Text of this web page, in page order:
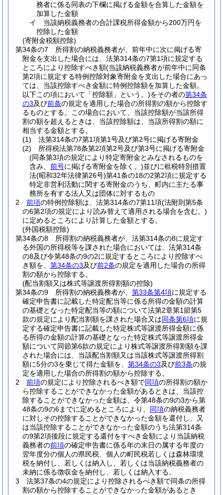
務者に係る同表の下欄に掲げる金額を合算した金額を
加算した金額
イ
当該納税義務者の合計課税所得金額から200万円を
控除した金額
(寄附金税額控除)
第34条の7
所得割の納税義務者が、前年中に次に掲げる寄
附金を支出した場合には、法第314条の7第1項に規定する
ところにより控除すべき額(当該納税義務者が前年中に同条
第2項に規定する特例控除対象寄附金を支出した場合にあっ
ては、当該控除すべき金額に特例控除額を加算した金額。
以下この項において「控除額」という。)をその者の第34条
の3及び前条の規定を適用した場合の所得割の額から控除す
るものとする。
この場合において、当該控除額が当該所得
割の額を超えるときは、当該控除額は、当該所得割の額に
相当する金額とする。
(1)
法第314条の7第1項第1号及び第2号に掲げる寄附金
(2)
所得税法第78条第2項第2号及び第3号に掲げる寄附金
(同条第3項の規定により特定寄附金とみなされるものを
含み、 前号に掲げる寄附金を除く。)並びに租税特別措置
法(昭和32年法律第26号)第41条の18の2第2項に規定する
特定非営利活動に関する寄附金のうち、町内に主たる事
務所を有する法人又は団体に対するもの
2
前項の特例控除額は、法第314条の7第11項(法附則第5条
の6第2項の規定により読み替えて適用される場合を含む。)
に定めるところにより計算した金額とする。
(外国税額控除)
第34条の8
所得割の納税義務者が、法第314条の8に規定す
る外国の所得税等を課された場合においては、法第314条
の8及び令第48条の9の2に規定するところにより控除すべ
き額を、 第34条の3及び前2条の規定を適用した場合の所得
割の額から控除する。
(配当割額又は株式等譲渡所得割額の控除)
第34条の9
所得割の納税義務者が、 第33条第4項に規定する
確定申告書に記載した特定配当等に係る所得の金額の計算
の基礎となった特定配当等の額について法第2章第1節第5
款の規定により配当割額を課された場合又は同条第6項に規
定する確定申告書に記載した特定株式等譲渡所得金額に係
る所得の金額の計算の基礎となった特定株式等譲渡所得金
額について同節第6款の規定により株式等譲渡所得割額を課
された場合には、当該配当割額又は当該株式等譲渡所得割
額に5分の3を乗じて得た金額を、 第34条の3及び前3条の規
定を適用した場合の所得割の額から控除する。
2
前項の規定により控除されるべき額で同項の所得割の額か
ら控除することができなかった金額があるときは、当該控
除することができなかった金額は、令第48条の9の3から第
48条の9の6までに定めるところにより、 同項の納税義務者
に対しその控除することができなかった金額を還付し、又
は当該控除することができなかった金額のうち法第314条
の9第2項後段に規定する還付をすべき金額により当該納税
義務者の前項の確定申告書に係る年の末日の属する年度の
翌年度分の個人の県民税、個人の町民税若しくは森林環境
税を納付し、若しくは納入し、若しくは当該納税義務者の
未納に係る徴収金を納付し、若しくは納入する。
3
法第37条の4の規定により控除されるべき額で同条の所得
割の額から控除することができなかった金額があるとき